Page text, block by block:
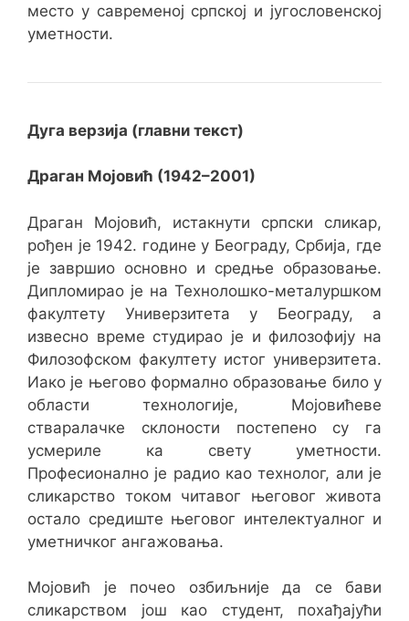
место у савременој српској и југословенској
уметности.
Дуга верзија (главни текст)
Драган Мојовић (1942–2001)
Драган Мојовић, истакнути српски сликар,
рођен је 1942. године у Београду, Србија, где
је завршио основно и средње образовање.
Дипломирао је на Технолошко-металуршком
факултету Универзитета у Београду, а
извесно време студирао је и филозофију на
Филозофском факултету истог универзитета.
Иако је његово формално образовање било у
области технологије, Мојовићеве
стваралачке склоности постепено су га
усмериле ка свету уметности.
Професионално је радио као технолог, али је
сликарство током читавог његовог живота
остало средиште његовог интелектуалног и
уметничког ангажовања.
Мојовић је почео озбиљније да се бави
сликарством још као студент, похађајући